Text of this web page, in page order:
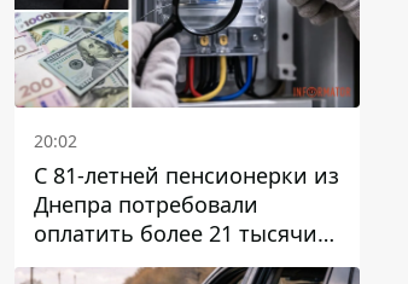
20:02
С 81-летней пенсионерки из
Днепра потребовали
оплатить более 21 тысячи
гривен за "вмешательство в